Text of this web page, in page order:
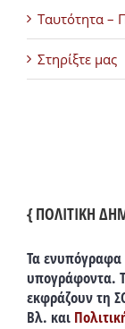
Ταυτότητα –
Στηρίξτε μας
{ ΠΟΛΙΤΙΚΗ
Τα ενυπόγραφα
υπογράφοντα.
εκφράζουν τη
Βλ. και